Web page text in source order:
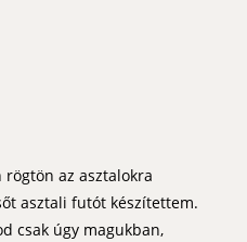
az asztalokra
asztali futót készítettem.
csak úgy magukban,